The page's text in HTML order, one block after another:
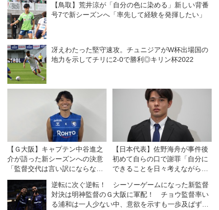
【鳥取】荒井涼が「自分の色に染める」新しい背番
号7で新シーズンへ「率先して経験を発揮したい」
冴えわたった堅守速攻。チュニジアがW杯出場国の
地力を示してチリに2-0で勝利◎キリン杯2022
【Ｇ大阪】キャプテン中谷進之
介が語った新シーズンへの決意
「監督交代は言い訳にならな
い。結果が出せなければ、ツケ
は全部、自分たちに回ってく
る」
【日本代表】佐野海舟が事件後
初めて自らの口で謝罪「自分に
できることを日々考えながらプ
けていきます」
逆転に次ぐ逆転！ シーソーゲームになった新監督
対決は明神監督のＧ大阪に軍配！ チョウ監督率い
る浦和は一人少ない中、意欲を示すも一歩及ばず